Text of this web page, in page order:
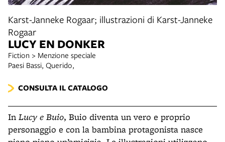
Karst-Janneke Rogaar; illustrazioni di Karst-Janneke
Rogaar
LUCY EN DONKER
Fiction > Menzione speciale
Paesi Bassi, Querido,
CONSULTA IL CATALOGO
In Lucy e Buio, Buio diventa un vero e proprio
personaggio e con la bambina protagonista nasce